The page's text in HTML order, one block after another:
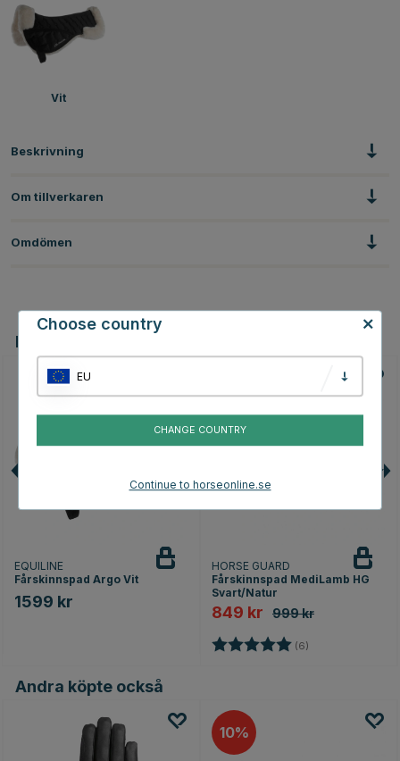
Vit
Beskrivning
Om tillverkaren
Omdömen
Du kanske även är intresserad av
EQUILINE
Fårskinnspad Argo Vit
1599 kr
HORSE GUARD
Fårskinnspad MediLamb HG
Svart/Natur
849 kr 999 kr
Betyg: (6)
Andra köpte också
10
Choose country
EU
CHANGE COUNTRY
Continue to horseonline.se